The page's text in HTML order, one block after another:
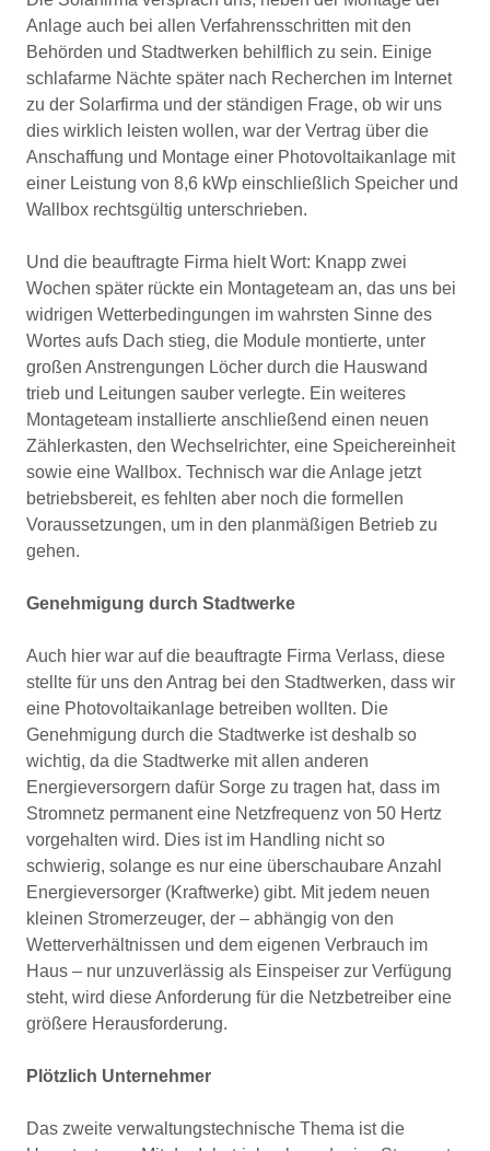
Anlage auch bei allen Verfahrensschritten mit den
Behörden und Stadtwerken behilflich zu sein. Einige
schlafarme Nächte später nach Recherchen im Internet
zu der Solarfirma und der ständigen Frage, ob wir uns
dies wirklich leisten wollen, war der Vertrag über die
Anschaffung und Montage einer Photovoltaikanlage mit
einer Leistung von 8,6 kWp einschließlich Speicher und
Wallbox rechtsgültig unterschrieben.
Und die beauftragte Firma hielt Wort: Knapp zwei
Wochen später rückte ein Montageteam an, das uns bei
widrigen Wetterbedingungen im wahrsten Sinne des
Wortes aufs Dach stieg, die Module montierte, unter
großen Anstrengungen Löcher durch die Hauswand
trieb und Leitungen sauber verlegte. Ein weiteres
Montageteam installierte anschließend einen neuen
Zählerkasten, den Wechselrichter, eine Speichereinheit
sowie eine Wallbox. Technisch war die Anlage jetzt
betriebsbereit, es fehlten aber noch die formellen
Voraussetzungen, um in den planmäßigen Betrieb zu
gehen.
Genehmigung durch Stadtwerke
Auch hier war auf die beauftragte Firma Verlass, diese
stellte für uns den Antrag bei den Stadtwerken, dass wir
eine Photovoltaikanlage betreiben wollten. Die
Genehmigung durch die Stadtwerke ist deshalb so
wichtig, da die Stadtwerke mit allen anderen
Energieversorgern dafür Sorge zu tragen hat, dass im
Stromnetz permanent eine Netzfrequenz von 50 Hertz
vorgehalten wird. Dies ist im Handling nicht so
schwierig, solange es nur eine überschaubare Anzahl
Energieversorger (Kraftwerke) gibt. Mit jedem neuen
kleinen Stromerzeuger, der – abhängig von den
Wetterverhältnissen und dem eigenen Verbrauch im
Haus – nur unzuverlässig als Einspeiser zur Verfügung
steht, wird diese Anforderung für die Netzbetreiber eine
größere Herausforderung.
Plötzlich Unternehmer
Das zweite verwaltungstechnische Thema ist die